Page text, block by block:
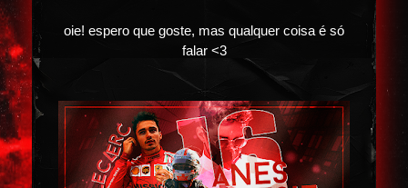
oie! espero que goste, mas qualquer coisa é só
falar <3